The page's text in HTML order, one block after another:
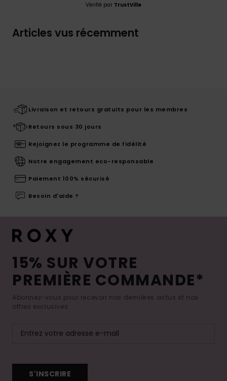
Vérifié par TrustVille
Articles vus récemment
Livraison et retours gratuits pour les membres
Retours sous 30 jours
Rejoignez le programme de fidélité
Notre engagement eco-responsable
Paiement 100% sécurisé
Besoin d'aide ?
15% SUR VOTRE
PREMIÈRE COMMANDE*
Abonnez-vous pour recevoir nos dernières actus et nos
offres exclusives.
S'INSCRIRE